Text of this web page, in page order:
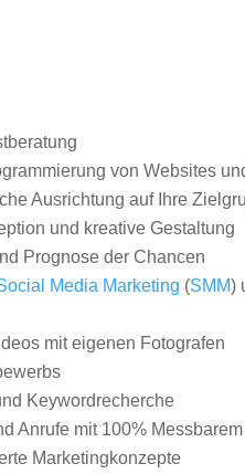
von Websites
Ausrichtung auf Ihre
und kreative Gestaltung
Prognose der Chancen
Media Marketing (SMM)
mit eigenen Fotografen
Keywordrecherche
Anrufe mit 100%
Marketingkonzepte